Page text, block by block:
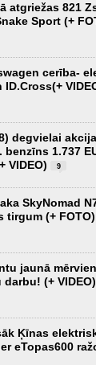
atgriežas 821
Sport (+
cerība-
degvielai
benzīns 1.737
VIDEO)
9
SkyNomad
tirgum (+ FOTO)
jaunā
(+ VIDEO)
Ķīnas
eTopas600